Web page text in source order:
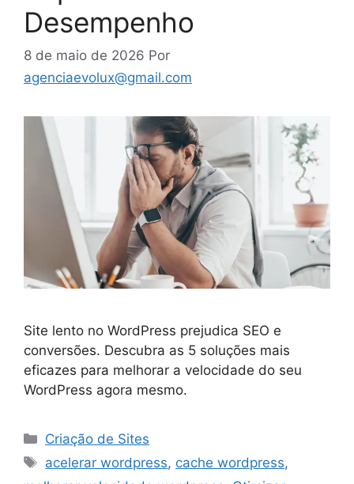
Desempenho
8 de maio de 2026 Por
agenciaevolux@gmail.com
Site lento no WordPress prejudica SEO e
conversões. Descubra as 5 soluções mais
eficazes para melhorar a velocidade do seu
WordPress agora mesmo.
Categorias
Criação de Sites
Tags
acelerar wordpress, cache wordpress,